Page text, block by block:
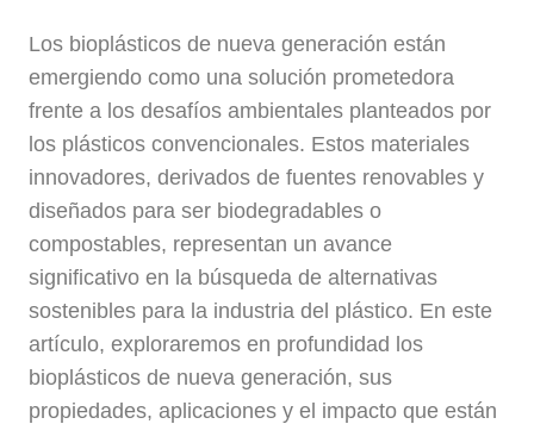
Los bioplásticos de nueva generación están
emergiendo como una solución prometedora
frente a los desafíos ambientales planteados por
los plásticos convencionales. Estos materiales
innovadores, derivados de fuentes renovables y
diseñados para ser biodegradables o
compostables, representan un avance
significativo en la búsqueda de alternativas
sostenibles para la industria del plástico. En este
artículo, exploraremos en profundidad los
bioplásticos de nueva generación, sus
propiedades, aplicaciones y el impacto que están